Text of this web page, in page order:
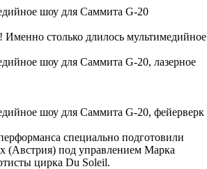
столько длилось мультимедийное
специально подготовили
(Австрия) под управлением Марка
цирка Du Soleil.